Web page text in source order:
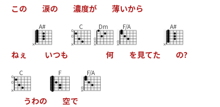
この 涙の 濃度が 薄いから
ねぇ
A#
いつも
C Dm
何
F/A
を見てた
A#
の?
C
うわの
F
空で
F/A